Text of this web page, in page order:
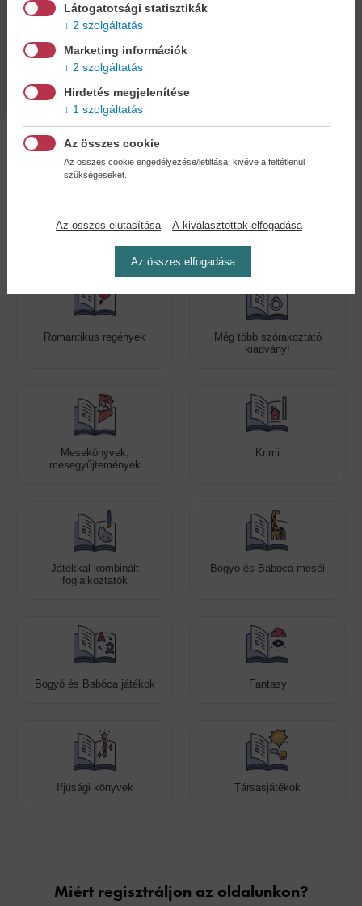
Oldalszám:
14 oldal
Méret:
30x25 cm
Kedvenc kategóriák
Romantikus regények
Még több szórakoztató
kiadvány!
Mesekönyvek,
mesegyűjtemények
Krimi
Játékkal kombinált
foglalkoztatók
Bogyó és Babóca meséi
Bogyó és Babóca játékok Fantasy
Ifjúsági könyvek Társasjátékok
Miért regisztráljon az oldalunkon?
Látogatotsági statisztikák
2 szolgáltatás
Marketing információk
2 szolgáltatás
Hirdetés megjelenítése
1 szolgáltatás
Az összes cookie
Az összes cookie engedélyezése/letiltása, kivéve a feltétlenül
szükségeseket.
Az összes elutasítása A kiválasztottak elfogadása
Az összes elfogadása